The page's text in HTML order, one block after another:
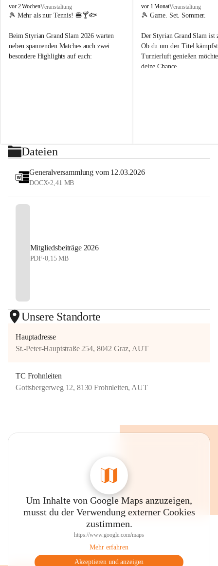
d
o
t
n
.
vor 2 WochenVeranstaltung
🎾 Mehr als nur Tennis! 🍔🍸🐟
Beim Styrian Grand Slam 2026 warten
neben spannenden Matches auch zwei
besondere Highlights auf euch:
⏰ Nennschluss: 27. Juli 2026, 23:59 Uhr
Jetzt anmelden und Tennis, Kulinarik und
Sommerstimmung erleben!
d
o
t
e
n
.
t
vor 1 MonatVeranstaltung
🎾 Game. Set. Sommer.
Der Styrian Grand Slam ist
Ob du um den Titel
Turnierluft genießen
deine Chance.
#StyrianGrandSlam
#allyouneedisballs
Dateien
Generalversammlung vom 12.03.2026
DOCX•2,41 MB
Mitgliedsbeiträge 2026
PDF•0,15 MB
Unsere Standorte
Hauptadresse
St.-Peter-Hauptstraße 254, 8042 Graz, AUT
TC Frohnleiten
Gottsbergerweg 12, 8130 Frohnleiten, AUT
Um Inhalte von Google Maps anzuzeigen,
musst du der Verwendung externer Cookies
zustimmen.
https://www.google.com/maps
Mehr erfahren
Akzeptieren und anzeigen